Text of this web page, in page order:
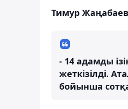
Тимур
- 14 адамды
жеткізілді.
бойынша